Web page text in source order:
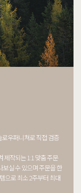
우퍼니쳐로 직접 검증
제작되는 1:1 맞춤 주문
실 수 있으며 주문을 한
으로 최소 2주부터 최대